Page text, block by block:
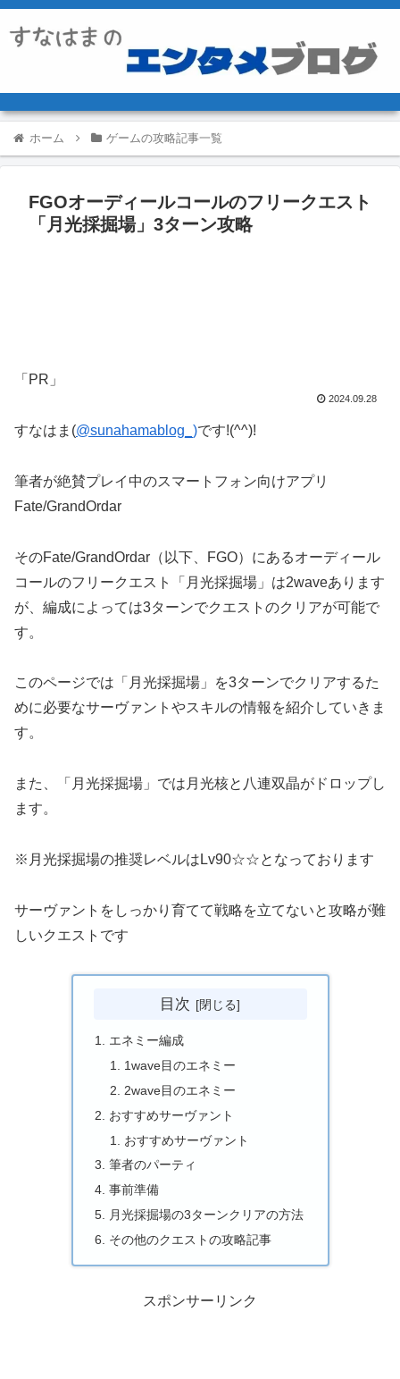
ホーム ゲームの攻略記事一覧
FGOオーディールコールのフリークエスト
「月光採掘場」3ターン攻略
「PR」
2024.09.28
すなはま(@sunahamablog_)です!(^^)!
筆者が絶賛プレイ中のスマートフォン向けアプリ
Fate/GrandOrdar
そのFate/GrandOrdar（以下、FGO）にあるオーディール
コールのフリークエスト「月光採掘場」は2waveあります
が、編成によっては3ターンでクエストのクリアが可能で
す。
このページでは「月光採掘場」を3ターンでクリアするた
めに必要なサーヴァントやスキルの情報を紹介していきま
す。
また、「月光採掘場」では月光核と八連双晶がドロップし
ます。
※月光採掘場の推奨レベルはLv90☆☆となっております
サーヴァントをしっかり育てて戦略を立てないと攻略が難
しいクエストです
目次
エネミー編成
1wave目のエネミー
2wave目のエネミー
おすすめサーヴァント
おすすめサーヴァント
筆者のパーティ
事前準備
月光採掘場の3ターンクリアの方法
その他のクエストの攻略記事
スポンサーリンク